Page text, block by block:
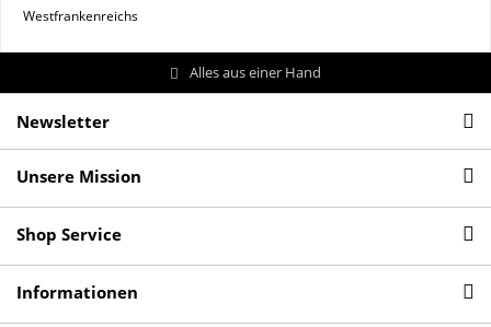
Westfrankenreichs
Alles aus einer Hand
Newsletter
Unsere Mission
Shop Service
Informationen